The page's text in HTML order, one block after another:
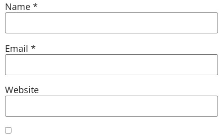
Name *
Email *
Website